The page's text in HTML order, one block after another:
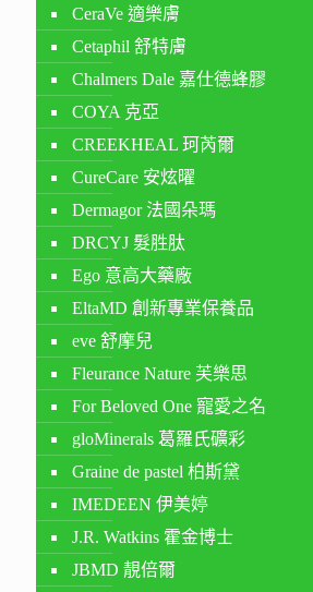
CeraVe 適樂膚
Cetaphil 舒特膚
Chalmers Dale 嘉仕德蜂膠
COYA 克亞
CREEKHEAL 珂芮爾
CureCare 安炫曜
Dermagor 法國朵瑪
DRCYJ 髮胜肽
Ego 意高大藥廠
EltaMD 創新專業保養品
eve 舒摩兒
Fleurance Nature 芙樂思
For Beloved One 寵愛之名
gloMinerals 葛羅氏礦彩
Graine de pastel 柏斯黛
IMEDEEN 伊美婷
J.R. Watkins 霍金博士
JBMD 靚倍爾